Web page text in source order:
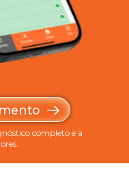
completo e a